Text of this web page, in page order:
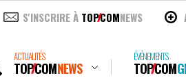
S'INSCRIRE À TOPCOMNEWS
ACTUALITÉS
TOPCOMNEWS
ÉVÉNEMENTS
TOPCOM